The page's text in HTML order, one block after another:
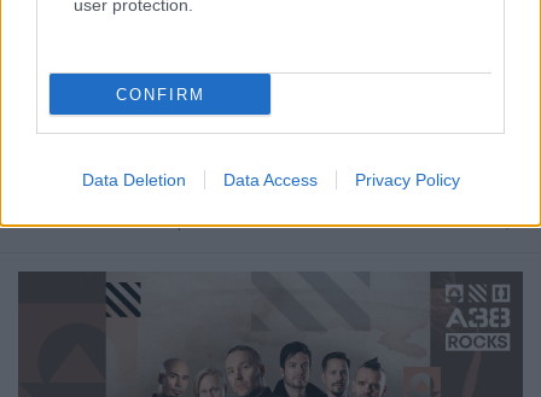
user protection.
CONFIRM
Data Deletion Data Access Privacy Policy
Jövőre Budapestre jön a Poets Of The
theshattered•2018. szeptember 07. 0